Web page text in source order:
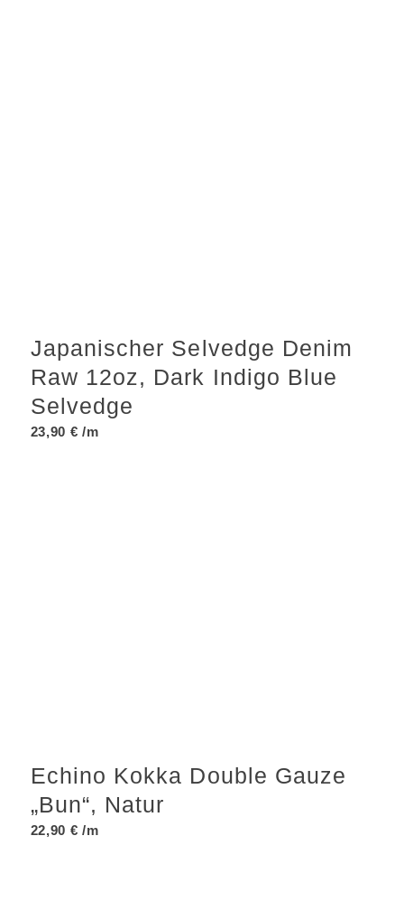
Japanischer Selvedge Denim
Raw 12oz, Dark Indigo Blue
Selvedge
23,90 € /m
Echino Kokka Double Gauze
„Bun“, Natur
22,90 € /m